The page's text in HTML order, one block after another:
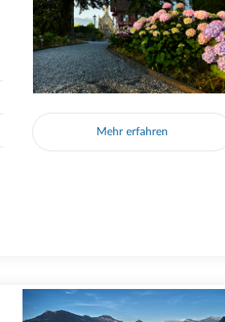
Mehr erfahren